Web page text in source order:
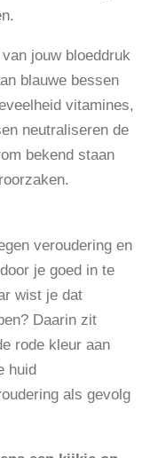
jouw bloeddruk
blauwe bessen
vitamines,
neutraliseren de
bekend staan
veroudering en
je goed in te
wist je dat
Daarin zit
rode kleur aan
huid
als gevolg